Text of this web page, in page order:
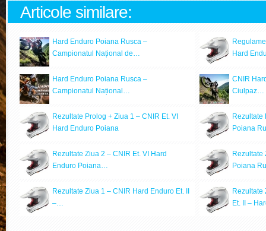
Articole similare:
Hard Enduro Poiana Rusca –
Campionatul Național de…
Hard
Hard Enduro Poiana Rusca –
Campionatul Național…
CNIR
Ciulpaz…
Rezultate Prolog + Ziua 1 – CNIR Et. VI
Hard Enduro Poiana
Rezultate
Poiana
Rezultate Ziua 2 – CNIR Et. VI Hard
Enduro Poiana…
Rezultate
Poiana
Rezultate Ziua 1 – CNIR Hard Enduro Et. II
–…
Rezultate
Et. II –